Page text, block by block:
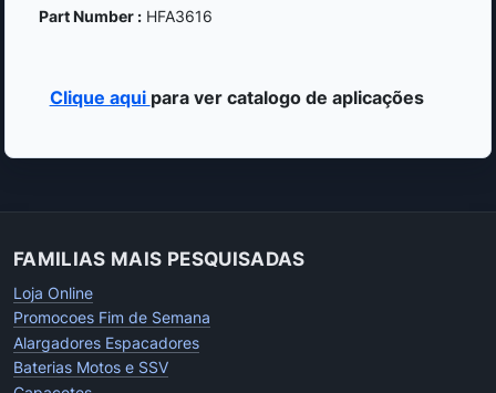
Part Number :HFA3616
Clique aqui para ver catalogo de aplicações
FAMILIAS MAIS PESQUISADAS
Loja Online
Promocoes Fim de Semana
Alargadores Espacadores
Baterias Motos e SSV